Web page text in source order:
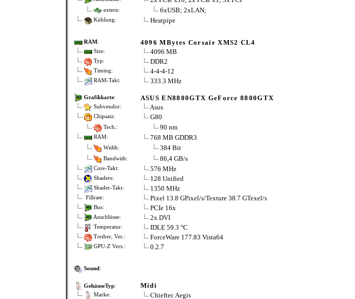
extern: 6xUSB; 2xLAN;
Kühlung: Heatpipe
RAM: 4096 MBytes Corsair XMS2 CL4
Size: 4096 MB
Typ: DDR2
Timing: 4-4-4-12
RAM-Takt: 333.3 MHz
Grafikkarte: ASUS EN8800GTX GeForce 8800GTX
Subvendor: Asus
Chipsatz: G80
Tech.: 90 nm
RAM: 768 MB GDDR3
Width: 384 Bit
Bandwith: 86,4 GB/s
Core-Takt: 576 MHz
Shaders: 128 Unified
Shader-Takt: 1350 MHz
Fillrate: Pixel 13.8 GPixel/s/Texture 38.7 GTexel/s
Bus: PCIe 16x
Anschlüsse: 2x DVI
Temperatur: IDLE 59.3 °C
Treiber, Ver.: ForceWare 177.83 Vista64
GPU-Z Vers.: 0.2.7
Sound:
GehäuseTyp: Midi
Marke: Chieftec Aegis